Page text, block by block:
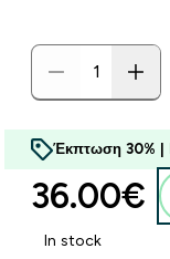
Έκπτωση 30% |
36.00€‎
In stock